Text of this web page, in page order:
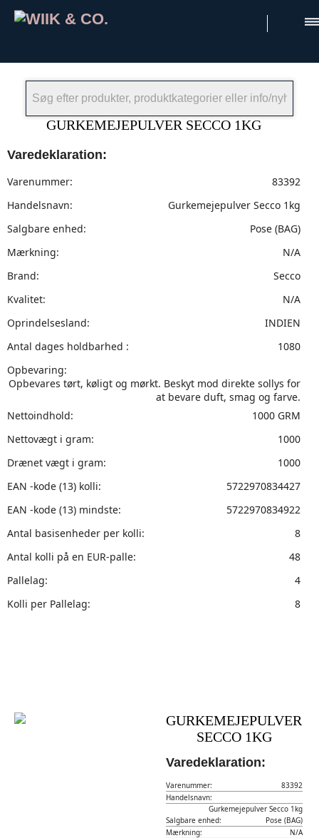
GURKEMEJEPULVER SECCO 1KG
Varedeklaration:
Varenummer:
83392
Handelsnavn:
Gurkemejepulver Secco 1kg
Salgbare enhed:
Pose (BAG)
Mærkning:
N/A
Brand:
Secco
Kvalitet:
N/A
Oprindelsesland:
INDIEN
Antal dages holdbarhed :
1080
Opbevaring:
Opbevares tørt, køligt og mørkt. Beskyt mod direkte sollys for
at bevare duft, smag og farve.
Nettoindhold:
1000 GRM
Nettovægt i gram:
1000
Drænet vægt i gram:
1000
EAN -kode (13) kolli:
5722970834427
EAN -kode (13) mindste:
5722970834922
Antal basisenheder per kolli:
8
Antal kolli på en EUR-palle:
48
Pallelag:
4
Kolli per Pallelag:
8
GURKEMEJEPULVER
SECCO 1KG
Varedeklaration:
Varenummer:
83392
Handelsnavn:
Gurkemejepulver Secco 1kg
Salgbare enhed:
Pose (BAG)
Mærkning:
N/A